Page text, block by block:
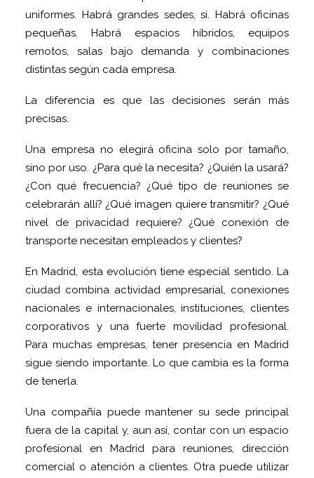
uniformes. Habrá grandes sedes, sí. Habrá oficinas
pequeñas. Habrá espacios híbridos, equipos
remotos, salas bajo demanda y combinaciones
distintas según cada empresa.
La diferencia es que las decisiones serán más
precisas.
Una empresa no elegirá oficina solo por tamaño,
sino por uso. ¿Para qué la necesita? ¿Quién la usará?
¿Con qué frecuencia? ¿Qué tipo de reuniones se
celebrarán allí? ¿Qué imagen quiere transmitir? ¿Qué
nivel de privacidad requiere? ¿Qué conexión de
transporte necesitan empleados y clientes?
En Madrid, esta evolución tiene especial sentido. La
ciudad combina actividad empresarial, conexiones
nacionales e internacionales, instituciones, clientes
corporativos y una fuerte movilidad profesional.
Para muchas empresas, tener presencia en Madrid
sigue siendo importante. Lo que cambia es la forma
de tenerla.
Una compañía puede mantener su sede principal
fuera de la capital y, aun así, contar con un espacio
profesional en Madrid para reuniones, dirección
comercial o atención a clientes. Otra puede utilizar